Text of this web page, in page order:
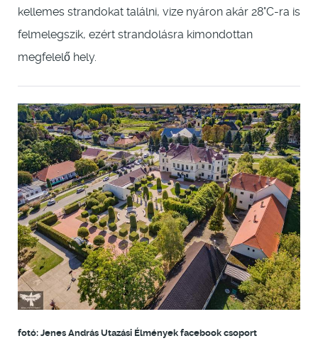
kellemes strandokat találni, vize nyáron akár 28°C-ra is
felmelegszik, ezért strandolásra kimondottan
megfelelő hely.
fotó: Jenes András Utazási Élmények facebook csoport